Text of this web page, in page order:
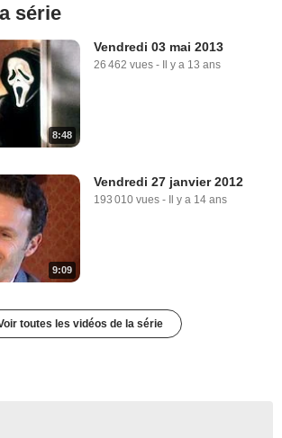
série
8:48
Vendredi 03 mai 2013
26 462 vues - Il y a 13 ans
9:09
Vendredi 27 janvier 2012
193 010 vues - Il y a 14 ans
toutes les vidéos de la série